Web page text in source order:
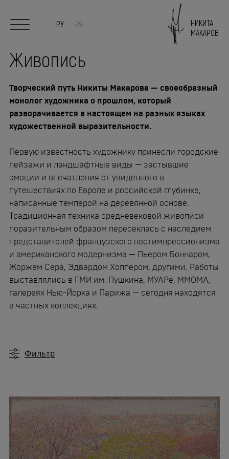
О художнике
Живопись
Скульптура/Керамика
Выставки
СМИ
Мастерская
Контакты
РУ EN
НИКИТА
МАКАРОВ
Живопись
Творческий путь Никиты Макарова — своеобразный
монолог художника о прошлом, который
разворачивается в настоящем на разных языках
художественной выразительности.
Первую известность художнику принесли городские
пейзажи и ландшафтные виды — застывшие
эмоции и впечатления от увиденного в
путешествиях по Европе и российской глубинке,
написанные темперой на деревянной основе.
Традиционная техника средневековой живописи
поразительным образом пересеклась с наследием
представителей французского постимпрессионизма
и американского модернизма — Пьером Боннаром,
Жоржем Сера, Эдвардом Хоппером, другими. Работы
выставлялись в ГМИ им. Пушкина, МУАРе, ММОМА,
галереях Нью-Йорка и Парижа — сегодня находятся
в частных коллекциях.
Фильтр
2008
2009 2010 2011 2012
2013 2014 2015 2016